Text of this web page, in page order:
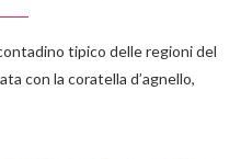
tipico delle regioni del
con la coratella d’agnello,